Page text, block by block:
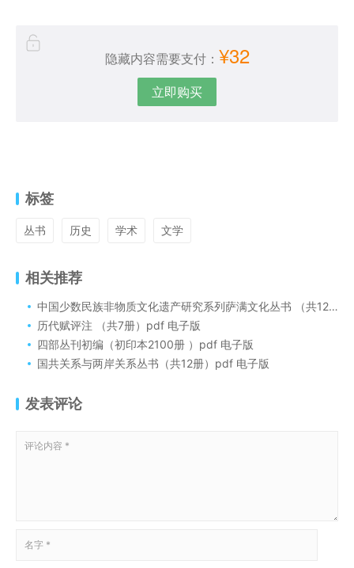
隐藏内容需要支付： ¥32
立即购买
标签
丛书 历史 学术 文学
相关推荐
中国少数民族非物质文化遗产研究系列萨满文化丛书 （共12册）pdf电子版
历代赋评注 （共7册）pdf 电子版
四部丛刊初编（初印本2100册 ）pdf 电子版
国共关系与两岸关系丛书（共12册）pdf 电子版
发表评论